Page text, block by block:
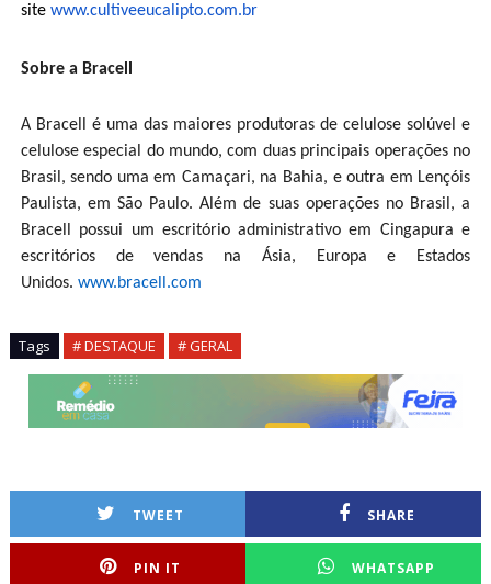
site www.cultiveeucalipto.com.br
Sobre a Bracell
A Bracell é uma das maiores produtoras de celulose solúvel e
celulose especial do mundo, com duas principais operações no
Brasil, sendo uma em Camaçari, na Bahia, e outra em Lençóis
Paulista, em São Paulo. Além de suas operações no Brasil, a
Bracell possui um escritório administrativo em Cingapura e
escritórios de vendas na Ásia, Europa e Estados
Unidos. www.bracell.com
Tags # DESTAQUE # GERAL
TWEET SHARE
PIN IT WHATSAPP